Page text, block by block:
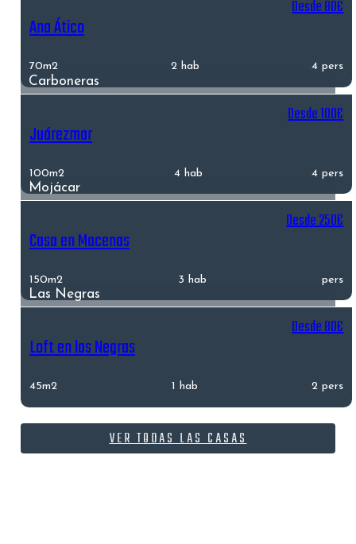
Ana Ático
Desde 80€
70m2 2 hab 4 pers
Carboneras
Juárezmar
Desde 100€
100m2 4 hab 4 pers
Mojácar
Casa en Macenas
Desde 250€
150m2 3 hab pers
Las Negras
Loft en las Negras
Desde 80€
45m2 1 hab 2 pers
VER TODAS LAS CASAS